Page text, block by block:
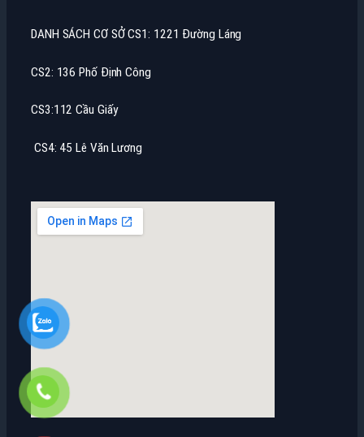
DANH SÁCH CƠ SỞ CS1: 1221 Đường Láng
CS2: 136 Phố Định Công
CS3:112 Cầu Giấy
CS4: 45 Lê Văn Lương